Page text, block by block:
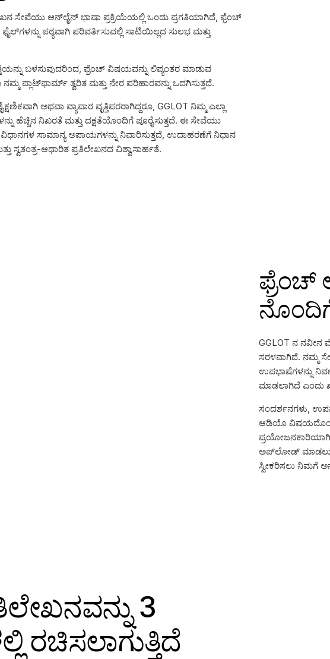
ಸೇವೆಯು ಆನ್‌ಲೈನ್ ಭಾಷಾ ಪ್ರಕ್ರಿಯೆಯಲ್ಲಿ ಒಂದು ಪ್ರಗತಿಯಾಗಿದೆ, ಫ್ರೆಂಚ್
ಪಠ್ಯವಾಗಿ ಪರಿವರ್ತಿಸುವಲ್ಲಿ ಸಾಟಿಯಿಲ್ಲದ ಸುಲಭ ಮತ್ತು
ಬಳಸುವುದರಿಂದ, ಫ್ರೆಂಚ್ ವಿಷಯವನ್ನು ಲಿಪ್ಯಂತರ ಮಾಡುವ
ಪ್ಲಾಟ್‌ಫಾರ್ಮ್ ತ್ವರಿತ ಮತ್ತು ನೇರ ಪರಿಹಾರವನ್ನು ಒದಗಿಸುತ್ತದೆ.
ಅಥವಾ ವ್ಯಾಪಾರ ವೃತ್ತಿಪರರಾಗಿದ್ದರೂ, GGLOT ನಿಮ್ಮ ಎಲ್ಲಾ
ಹೆಚ್ಚಿನ ನಿಖರತೆ ಮತ್ತು ದಕ್ಷತೆಯೊಂದಿಗೆ ಪೂರೈಸುತ್ತದೆ. ಈ ಸೇವೆಯು
ಸಾಮಾನ್ಯ ಅಪಾಯಗಳನ್ನು ನಿವಾರಿಸುತ್ತದೆ, ಉದಾಹರಣೆಗೆ ನಿಧಾನ
ಸ್ವತಂತ್ರ-ಆಧಾರಿತ ಪ್ರತಿಲೇಖನದ ವಿಶ್ವಾಸಾರ್ಹತೆ.
ಫ್ರೆಂಚ್
GGLOT ನ ನವೀನ
ಸರಳವಾಗಿದೆ. ನಮ್ಮ
ಉಪಭಾಷೆಗಳನ್ನು
ಮಾಡಲಾಗಿದೆ ಎಂದು
ಸಂದರ್ಶನಗಳು,
ಆಡಿಯೊ ವಿಷಯದೊಂದಿಗೆ
ಅಪ್‌ಲೋಡ್ ಮಾಡಲು
ಸ್ವೀಕರಿಸಲು ನಿಮಗೆ
3
ರಚಿಸಲಾಗುತ್ತಿದೆ